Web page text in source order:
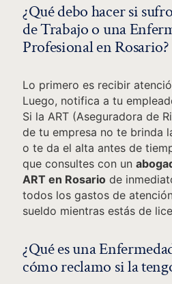
¿Qué debo hacer si
de Trabajo o una
Profesional en Rosario?
Lo primero es recibir
Luego, notifica a tu
Si la ART (Aseguradora de
de tu empresa no te brinda
o te da el alta antes de
que consultes con un
ART en Rosario de
todos los gastos de
sueldo mientras estás de
¿Qué es una
cómo reclamo si la